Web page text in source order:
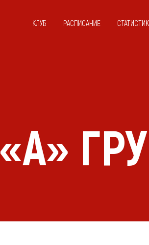
КЛУБ РАСПИСАНИЕ
«А»